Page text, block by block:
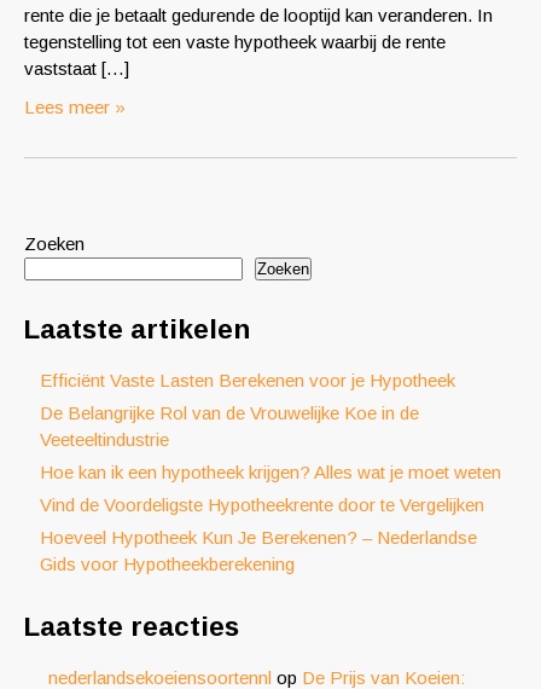
rente die je betaalt gedurende de looptijd kan veranderen. In
tegenstelling tot een vaste hypotheek waarbij de rente
vaststaat […]
Lees meer »
Zoeken
Zoeken
Laatste artikelen
Efficiënt Vaste Lasten Berekenen voor je Hypotheek
De Belangrijke Rol van de Vrouwelijke Koe in de
Veeteeltindustrie
Hoe kan ik een hypotheek krijgen? Alles wat je moet weten
Vind de Voordeligste Hypotheekrente door te Vergelijken
Hoeveel Hypotheek Kun Je Berekenen? – Nederlandse
Gids voor Hypotheekberekening
Laatste reacties
nederlandsekoeiensoortennl op De Prijs van Koeien: